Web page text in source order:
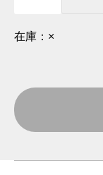
在庫： ×